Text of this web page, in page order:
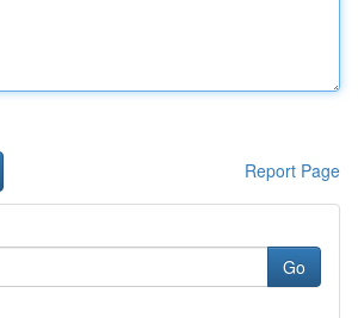
Report Page
Go